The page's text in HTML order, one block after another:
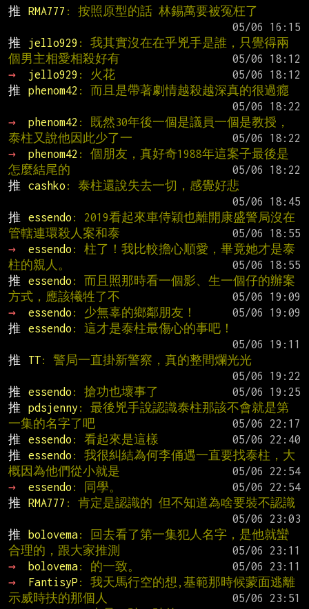
推
RMA777 : 按照原型的話 林錫萬要被冤枉了
推
jello929 : 我其實沒在在乎兇手是誰，只覺得兩
個男主相愛相殺好有
→
jello929 : 火花
推
phenom42 : 而且是帶著劇情越殺越深真的很過癮
→
phenom42 : 既然30年後一個是議員一個是教授，
泰柱又說他因此少了一
→
phenom42 : 個朋友，真好奇1988年這案子最後是
怎麼結尾的
推
cashko : 泰柱還說失去一切，感覺好悲
推
essendo : 2019看起來車侍穎也離開康盛警局沒在
管轄連環殺人案和泰
→
essendo : 柱了！我比較擔心順愛，畢竟她才是泰
柱的親人。
推
essendo : 而且照那時看一個影、生一個仔的辦案
方式，應該犧牲了不
→
essendo : 少無辜的鄉鄰朋友！
推
essendo : 這才是泰柱最傷心的事吧！
推
TT: 警局一直掛新警察，真的整間爛光光
推
essendo : 搶功也壞事了
推
pdsjenny : 最後兇手說認識泰柱那該不會就是第
一集的名字了吧
推
essendo : 看起來是這樣
推
essendo : 我很糾結為何李俑遇一直要找泰柱，大
概因為他們從小就是
→
essendo : 同學。
推
RMA777 : 肯定是認識的 但不知道為啥要裝不認識
推
bolovema: 回去看了第一集犯人名字，是他就蠻
合理的，跟大家推測
→
bolovema: 的一致。
→
FantisyP : 我天馬行空的想,基範那時候蒙面逃離
示威時扶的那個人